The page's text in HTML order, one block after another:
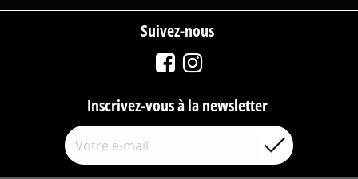
Suivez-nous
Inscrivez-vous à la newsletter